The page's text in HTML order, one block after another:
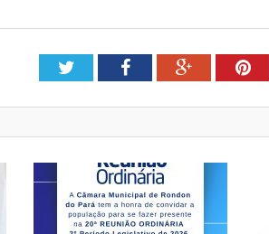
TwitterFacebookGoogle+